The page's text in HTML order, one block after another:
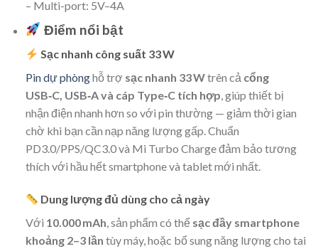
– Multi-port: 5V–4A
Điểm nổi bật
Sạc nhanh công suất 33 W
Pin dự phònghỗ trợ sạc nhanh 33 Wtrên cả cổng
USB‑C, USB‑A và cáp Type‑C tích hợp, giúp thiết bị
nhận điện nhanh hơn so với pin thường — giảm thời gian
chờ khi bạn cần nạp năng lượng gấp. Chuẩn
PD3.0/PPS/QC3.0 và Mi Turbo Charge đảm bảo tương
thích với hầu hết smartphone và tablet mới nhất.
Dung lượng đủ dùng cho cả ngày
Với 10.000 mAh, sản phẩm có thể sạc đầy smartphone
khoảng 2–3 lần tùy máy, hoặc bổ sung năng lượng cho tai